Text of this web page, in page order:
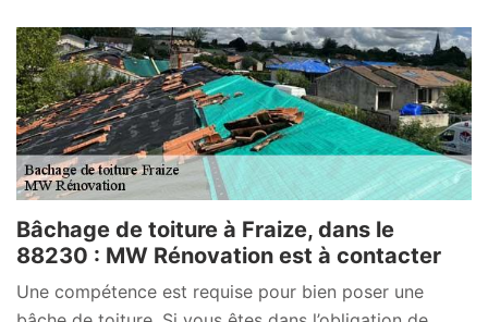
Bâchage de toiture à Fraize, dans le
88230 : MW Rénovation est à contacter
Une compétence est requise pour bien poser une